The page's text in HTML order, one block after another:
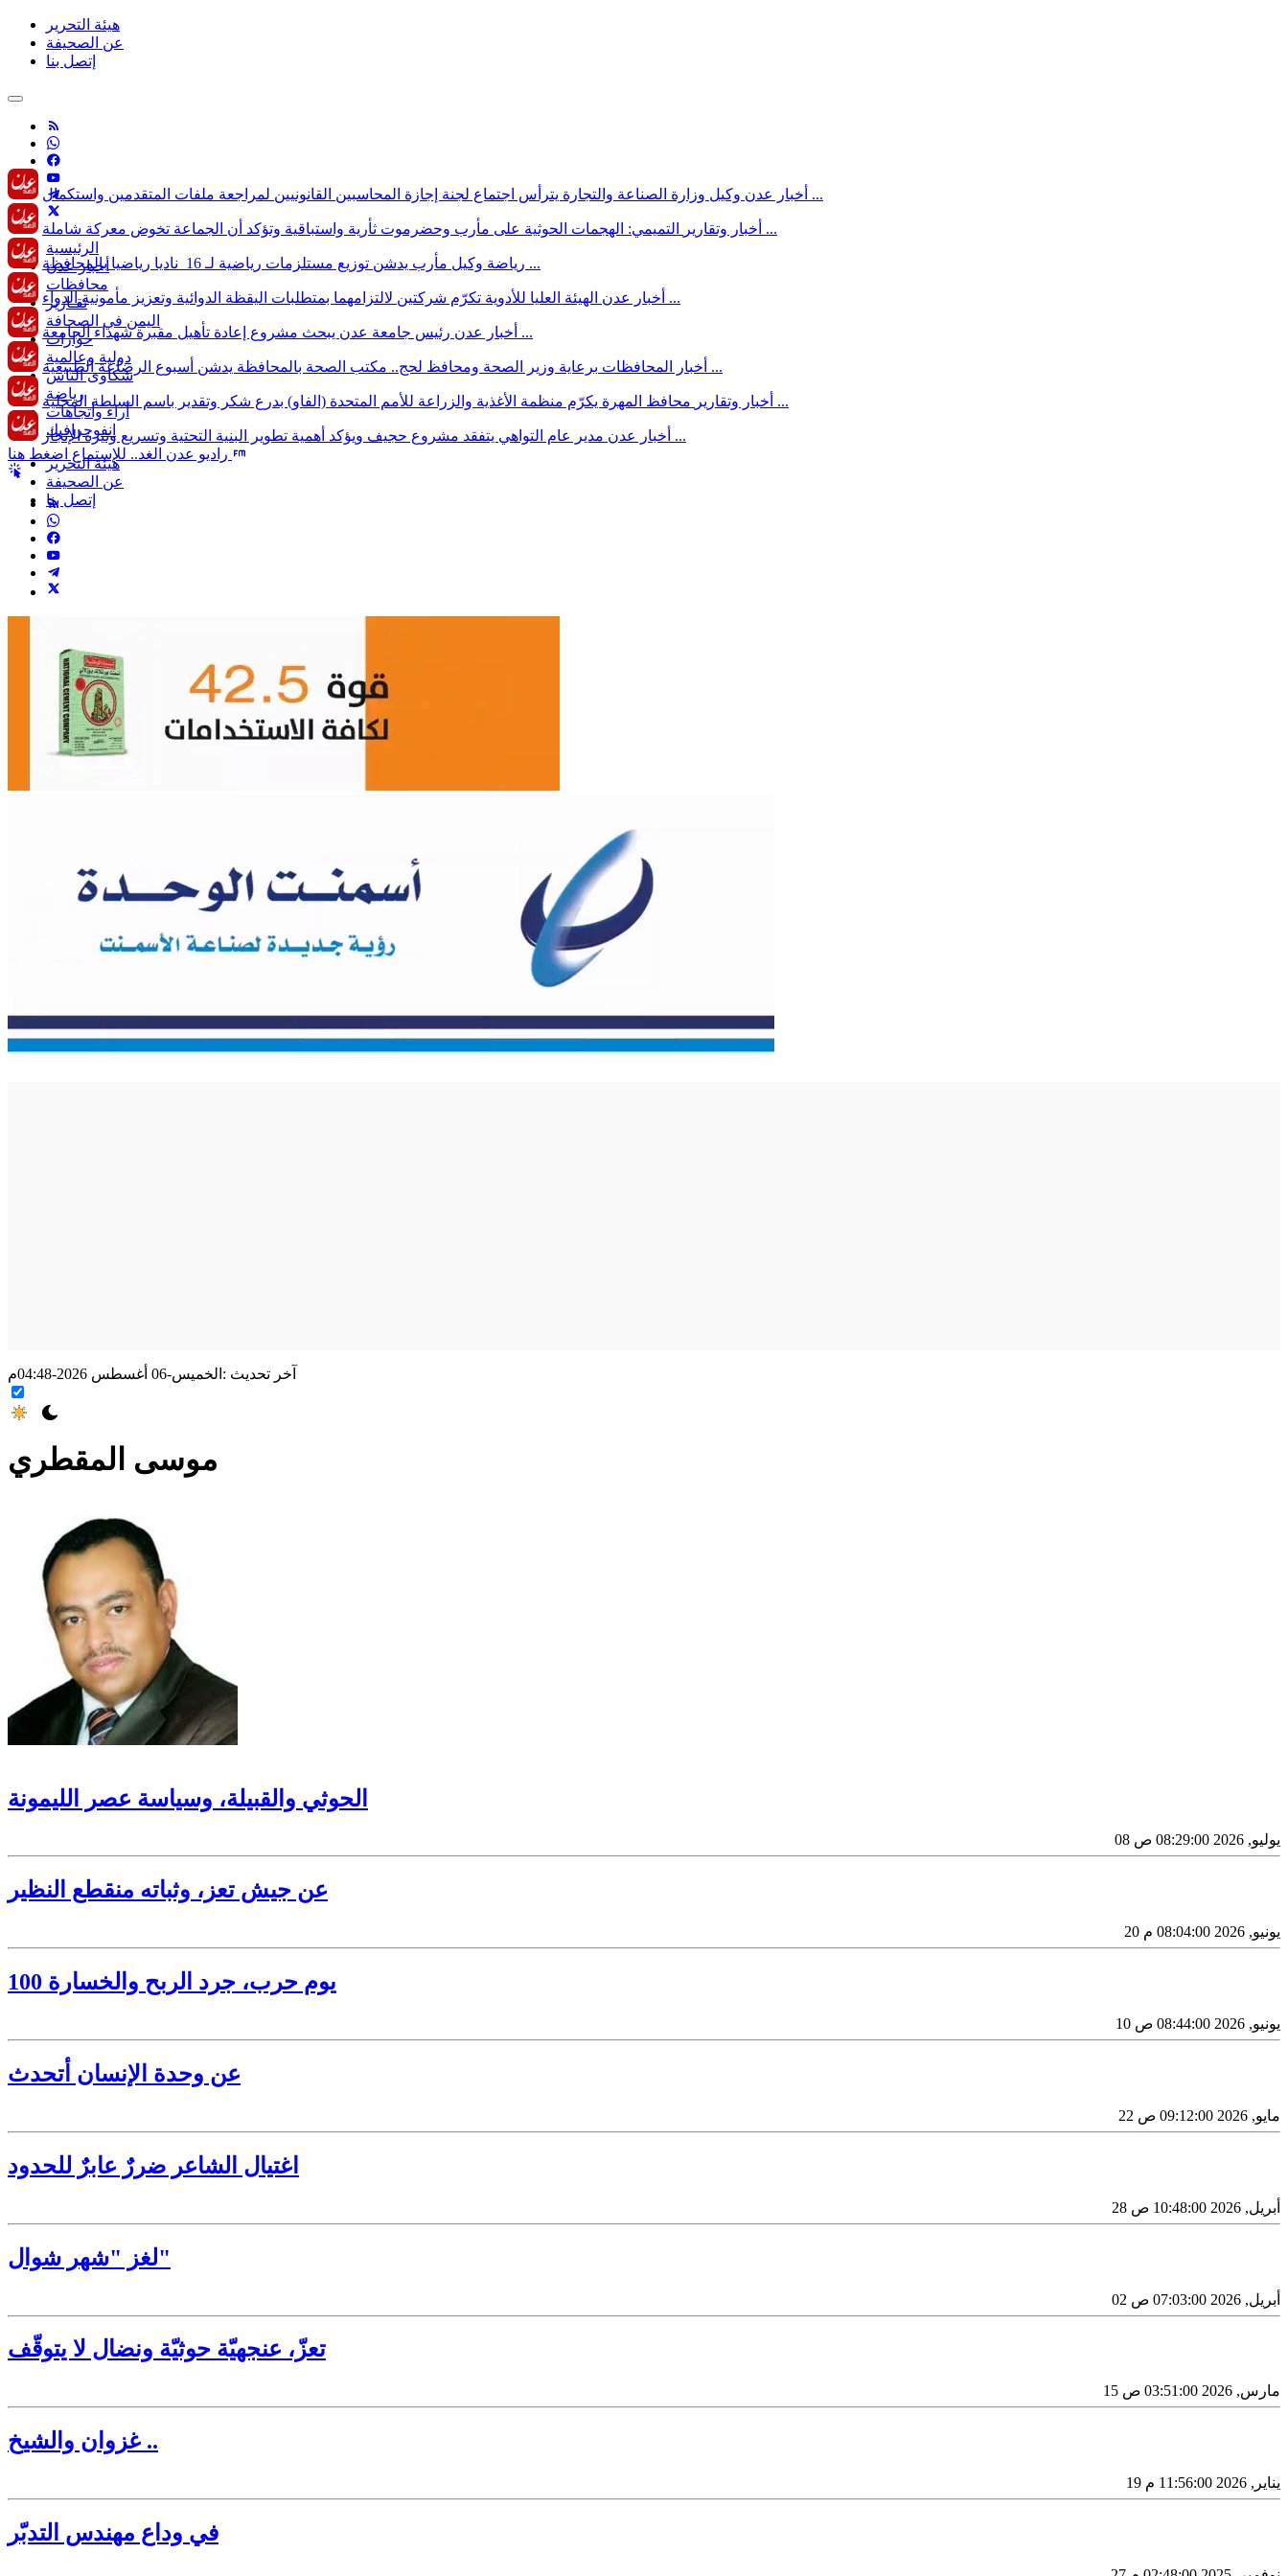
هيئة التحرير
عن الصحيفة
إتصل بنا
الرئيسية
أخبار عدن
محافظات
تقـارير
اليمن في الصحافة
حوارات
دولية وعالمية
شكاوى الناس
رياضة
آراء وأتجاهات
انفوجرافيك
هيئة التحرير
عن الصحيفة
إتصل بنا
أخبار عدن وكيل وزارة الصناعة والتجارة يترأس اجتماع لجنة إجازة المحاسبين القانونيين لمراجعة ملفات المتقدمين واستكمال ...
أخبار وتقارير التميمي: الهجمات الحوثية على مأرب وحضرموت ثأرية واستباقية وتؤكد أن الجماعة تخوض معركة شاملة ...
رياضة وكيل مأرب يدشن توزيع مستلزمات رياضية لـ 16 ناديا رياضيا بالمحافظة ...
أخبار عدن الهيئة العليا للأدوية تكرّم شركتين لالتزامهما بمتطلبات اليقظة الدوائية وتعزيز مأمونية الدواء ...
أخبار عدن رئيس جامعة عدن يبحث مشروع إعادة تأهيل مقبرة شهداء الجامعة ...
أخبار المحافظات برعاية وزير الصحة ومحافظ لحج.. مكتب الصحة بالمحافظة يدشن أسبوع الرضاعة الطبيعية ...
أخبار وتقارير محافظ المهرة يكرّم منظمة الأغذية والزراعة للأمم المتحدة (الفاو) بدرع شكر وتقدير باسم السلطة المحلية ...
أخبار عدن مدير عام التواهي يتفقد مشروع حجيف ويؤكد أهمية تطوير البنية التحتية وتسريع وتيرة الإنجاز ...
آخر تحديث : الخميس-06 أغسطس 2026-04:48م
موسى المقطري
​الحوثي والقبيلة، وسياسة عصر الليمونة
08 يوليو, 2026 08:29:00 ص
​عن جيش تعز، وثباته منقطع النظير
20 يونيو, 2026 08:04:00 م
100 يوم حرب، جرد الربح والخسارة
10 يونيو, 2026 08:44:00 ص
عن وحدة الإنسان أتحدث
22 مايو, 2026 09:12:00 ص
اغتيال الشاعر ضررٌ عابرٌ للحدود
28 أبريل, 2026 10:48:00 ص
لغز "شهر شوال"
02 أبريل, 2026 07:03:00 ص
تعزّ، عنجهيّة حوثيّة ونضال لا يتوقّف
15 مارس, 2026 03:51:00 ص
غزوان والشيخ ..
19 يناير, 2026 11:56:00 م
في وداع مهندس التدبّر